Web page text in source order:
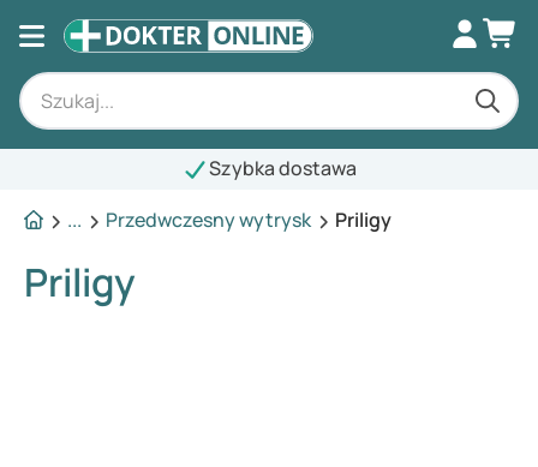
Szybka dostawa
...
Przedwczesny wytrysk Priligy
Priligy